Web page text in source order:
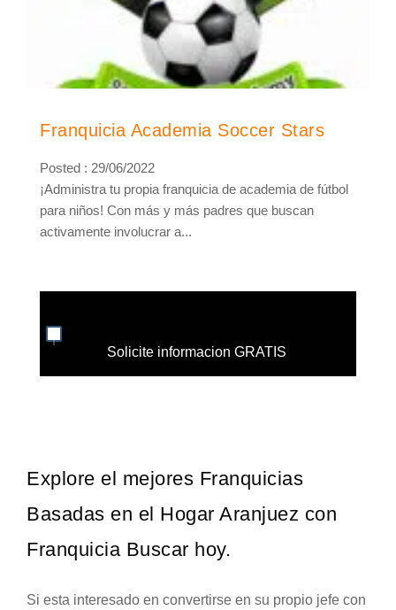
Franquicia Academia Soccer Stars
Posted : 29/06/2022
¡Administra tu propia franquicia de academia de fútbol
para niños! Con más y más padres que buscan
activamente involucrar a...
Solicite informacion GRATIS
Explore el mejores Franquicias
Basadas en el Hogar Aranjuez con
Franquicia Buscar hoy.
Si esta interesado en convertirse en su propio jefe con